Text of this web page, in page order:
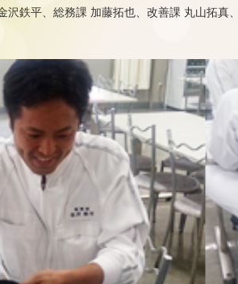
鉄平、総務課 加藤拓也、改善課 丸山拓真